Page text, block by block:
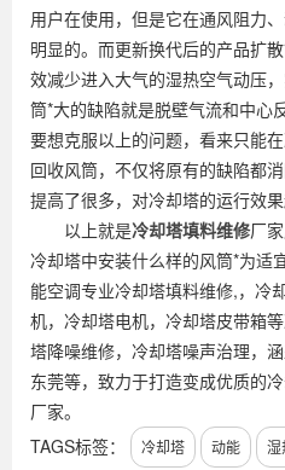
用户在使用，但是它在通风阻力
明显的。而更新换代后的产品扩
效减少进入大气的湿热空气动压
筒*大的缺陷就是脱壁气流和中心
要想克服以上的问题，看来只能
回收风筒，不仅将原有的缺陷都
提高了很多，对冷却塔的运行效果
以上就是冷却塔填料维修厂
冷却塔中安装什么样的风筒*为适
能空调专业冷却塔填料维修,，冷
机，冷却塔电机，冷却塔皮带箱
塔降噪维修，冷却塔噪声治理，
东莞等，致力于打造变成优质的
厂家。
TAGS标签：
冷却塔 动能 湿